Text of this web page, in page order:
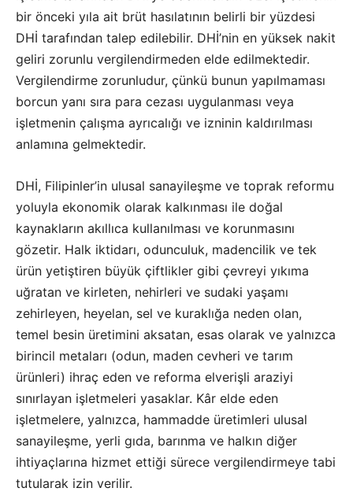
bir önceki yıla ait brüt hasılatının belirli bir yüzdesi
DHİ tarafından talep edilebilir. DHİ’nin en yüksek nakit
geliri zorunlu vergilendirmeden elde edilmektedir.
Vergilendirme zorunludur, çünkü bunun yapılmaması
borcun yanı sıra para cezası uygulanması veya
işletmenin çalışma ayrıcalığı ve izninin kaldırılması
anlamına gelmektedir.
DHİ, Filipinler’in ulusal sanayileşme ve toprak reformu
yoluyla ekonomik olarak kalkınması ile doğal
kaynakların akıllıca kullanılması ve korunmasını
gözetir. Halk iktidarı, odunculuk, madencilik ve tek
ürün yetiştiren büyük çiftlikler gibi çevreyi yıkıma
uğratan ve kirleten, nehirleri ve sudaki yaşamı
zehirleyen, heyelan, sel ve kuraklığa neden olan,
temel besin üretimini aksatan, esas olarak ve yalnızca
birincil metaları (odun, maden cevheri ve tarım
ürünleri) ihraç eden ve reforma elverişli araziyi
sınırlayan işletmeleri yasaklar. Kâr elde eden
işletmelere, yalnızca, hammadde üretimleri ulusal
sanayileşme, yerli gıda, barınma ve halkın diğer
ihtiyaçlarına hizmet ettiği sürece vergilendirmeye tabi
tutularak izin verilir.